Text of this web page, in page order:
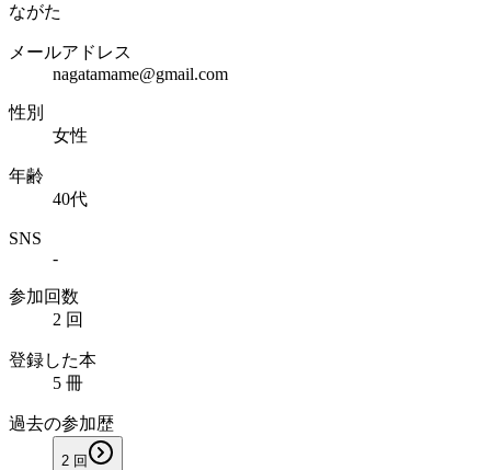
ながた
メールアドレス
nagatamame@gmail.com
性別
女性
年齢
40代
SNS
-
参加回数
2 回
登録した本
5 冊
過去の参加歴
2 回